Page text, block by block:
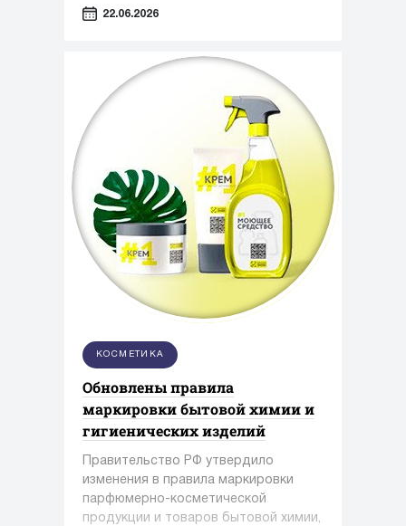
сфере медицины, фармацевтики и
22.06.2026
КОСМЕТИКА
Обновлены правила
маркировки бытовой химии и
гигиенических изделий
Правительство РФ утвердило
изменения в правила маркировки
парфюмерно-косметической
продукции и товаров бытовой химии,